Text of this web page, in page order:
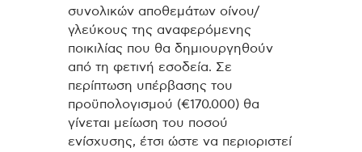
συνολικών αποθεμάτων οίνου/
γλεύκους της αναφερόμενης
ποικιλίας που θα δημιουργηθούν
από τη φετινή εσοδεία. Σε
περίπτωση υπέρβασης του
προϋπολογισμού (€170.000) θα
γίνεται μείωση του ποσού
ενίσχυσης, έτσι ώστε να περιοριστεί